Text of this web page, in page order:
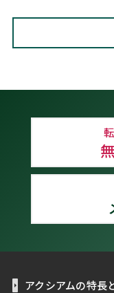
アクシアムの特長